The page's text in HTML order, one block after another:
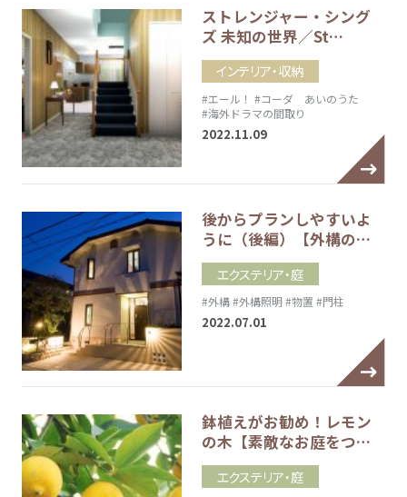
ストレンジャー・シング
ズ 未知の世界／St…
インテリア・収納
#エール！ #コーダ あいのうた
#海外ドラマの間取り
2022.11.09
後からプランしやすいよ
うに（後編）【外構の…
エクステリア・庭
#外構#外構照明 #物置 #門柱
2022.07.01
鉢植えがお勧め！レモン
の木【素敵なお庭をつ…
エクステリア・庭